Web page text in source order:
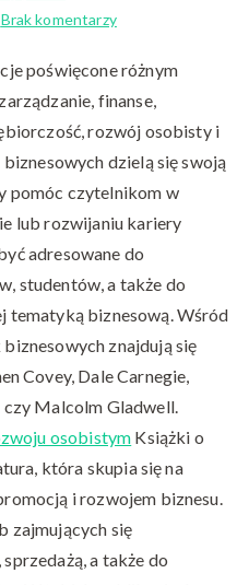
Brak komentarzydo
o
biznesie,
marketingu
i
poświęcone różnym
finanse,
rozwój osobisty i
dzielą się swoją
pomóc czytelnikom w
lub rozwijaniu kariery
adresowane do
studentów, a także do
tematyką biznesową. Wśród
znajdują się
Covey, Dale Carnegie,
czy Malcolm Gladwell.
osobistym Książki o
która skupia się na
i rozwojem biznesu.
zajmujących się
a także do